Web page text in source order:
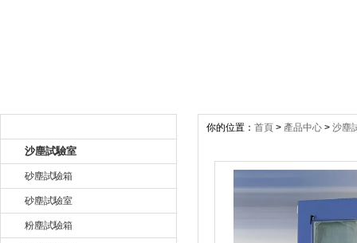
沙塵試驗室
砂塵試驗箱
砂塵試驗室
粉塵試驗箱
你的位置： 首頁 > 產品中心 > 沙塵